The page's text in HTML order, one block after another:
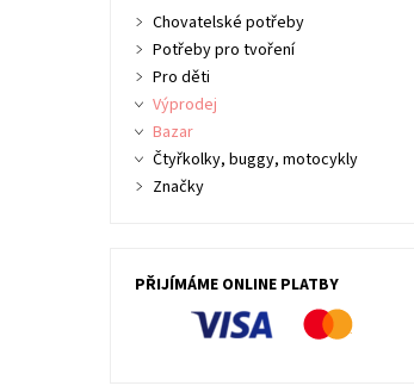
Chovatelské potřeby
Potřeby pro tvoření
Pro děti
Výprodej
Bazar
Čtyřkolky, buggy, motocykly
Značky
PŘIJÍMÁME ONLINE PLATBY